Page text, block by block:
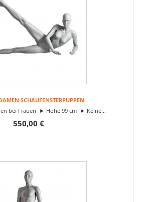
SCHAUFENSTERPUPPEN
bei Frauen ► Höhe 99 cm ► Keine...
550,00 €